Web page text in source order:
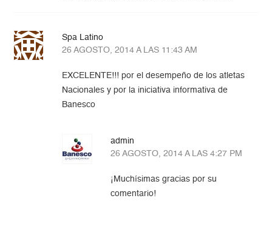
Spa Latino
26 AGOSTO, 2014 A LAS 11:43 AM
EXCELENTE!!! por el desempeño de los atletas
Nacionales y por la iniciativa informativa de
Banesco
admin
26 AGOSTO, 2014 A LAS 4:27 PM
¡Muchísimas gracias por su
comentario!